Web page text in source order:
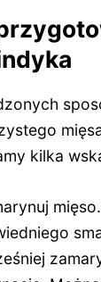
kilka